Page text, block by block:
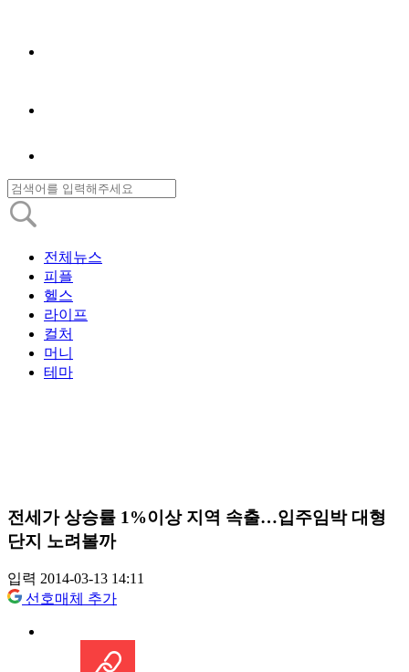
전체뉴스
피플
헬스
라이프
컬처
머니
테마
전세가 상승률 1%이상 지역 속출…입주임박 대형
단지 노려볼까
입력 2014-03-13 14:11
선호매체 추가